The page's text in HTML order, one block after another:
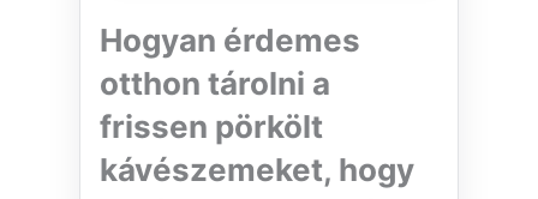
Hogyan érdemes
otthon tárolni a
frissen pörkölt
kávészemeket, hogy